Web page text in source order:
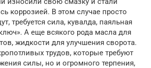
коррозией. В этом случае просто
требуется сила, кувалда, паяльная
А еще всякого рода масла для
жидкости для улучшения сворота.
трудов, которые требуют
силы, но и огромного терпения,